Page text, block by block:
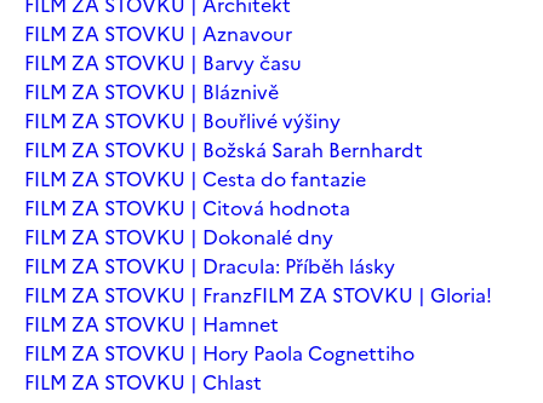
FILM ZA STOVKU | Aznavour
FILM ZA STOVKU | Barvy času
FILM ZA STOVKU | Bláznivě
FILM ZA STOVKU | Bouřlivé výšiny
FILM ZA STOVKU | Božská Sarah Bernhardt
FILM ZA STOVKU | Cesta do fantazie
FILM ZA STOVKU | Citová hodnota
FILM ZA STOVKU | Dokonalé dny
FILM ZA STOVKU | Dracula: Příběh lásky
FILM ZA STOVKU | FranzFILM ZA STOVKU | Gloria!
FILM ZA STOVKU | Hamnet
FILM ZA STOVKU | Hory Paola Cognettiho
FILM ZA STOVKU | Chlast